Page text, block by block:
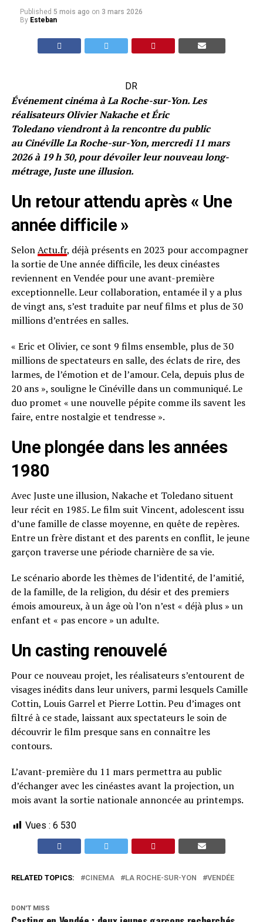
Published 5 mois ago on 3 mars 2026
By Esteban
DR
Événement cinéma à La Roche-sur-Yon. Les
réalisateurs Olivier Nakache et Éric
Toledano viendront à la rencontre du public
au Cinéville La Roche-sur-Yon, mercredi 11 mars
2026 à 19 h 30, pour dévoiler leur nouveau long-
métrage, Juste une illusion.
Un retour attendu après « Une
année difficile »
SelonActu.fr, déjà présents en 2023 pour accompagner
la sortie de Une année difficile, les deux cinéastes
reviennent en Vendée pour une avant-première
exceptionnelle. Leur collaboration, entamée il y a plus
de vingt ans, s’est traduite par neuf films et plus de 30
millions d’entrées en salles.
« Eric et Olivier, ce sont 9 films ensemble, plus de 30
millions de spectateurs en salle, des éclats de rire, des
larmes, de l’émotion et de l’amour. Cela, depuis plus de
20 ans », souligne le Cinéville dans un communiqué. Le
duo promet « une nouvelle pépite comme ils savent les
faire, entre nostalgie et tendresse ».
Une plongée dans les années
1980
Avec Juste une illusion, Nakache et Toledano situent
leur récit en 1985. Le film suit Vincent, adolescent issu
d’une famille de classe moyenne, en quête de repères.
Entre un frère distant et des parents en conflit, le jeune
garçon traverse une période charnière de sa vie.
Le scénario aborde les thèmes de l’identité, de l’amitié,
de la famille, de la religion, du désir et des premiers
émois amoureux, à un âge où l’on n’est « déjà plus » un
enfant et « pas encore » un adulte.
Un casting renouvelé
Pour ce nouveau projet, les réalisateurs s’entourent de
visages inédits dans leur univers, parmi lesquels Camille
Cottin, Louis Garrel et Pierre Lottin. Peu d’images ont
filtré à ce stade, laissant aux spectateurs le soin de
découvrir le film presque sans en connaître les
contours.
L’avant-première du 11 mars permettra au public
d’échanger avec les cinéastes avant la projection, un
mois avant la sortie nationale annoncée au printemps.
Vues : 6 530
RELATED TOPICS: CINEMA LA ROCHE-SUR-YON VENDÉE
DON'T MISS